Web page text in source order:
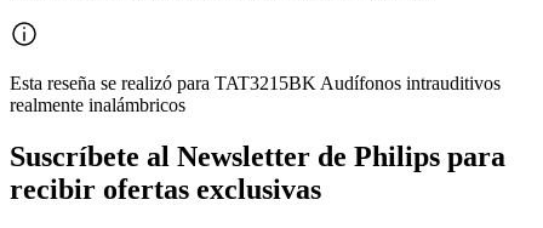
Esta reseña se realizó para TAT3215BK Audífonos intrauditivos
realmente inalámbricos
Suscríbete al Newsletter de Philips para
recibir ofertas exclusivas